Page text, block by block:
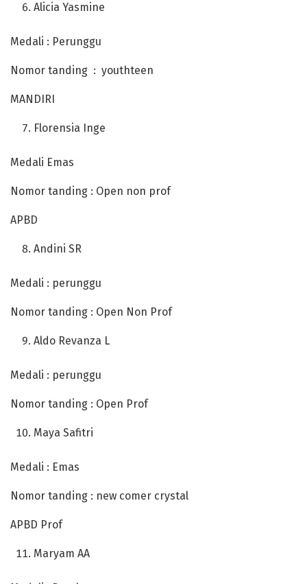
Alicia Yasmine
Medali : Perunggu
Nomor tanding : youthteen
MANDIRI
Florensia Inge
Medali Emas
Nomor tanding : Open non prof
APBD
Andini SR
Medali : perunggu
Nomor tanding : Open Non Prof
Aldo Revanza L
Medali : perunggu
Nomor tanding : Open Prof
Maya Safitri
Medali : Emas
Nomor tanding : new comer crystal
APBD Prof
Maryam AA